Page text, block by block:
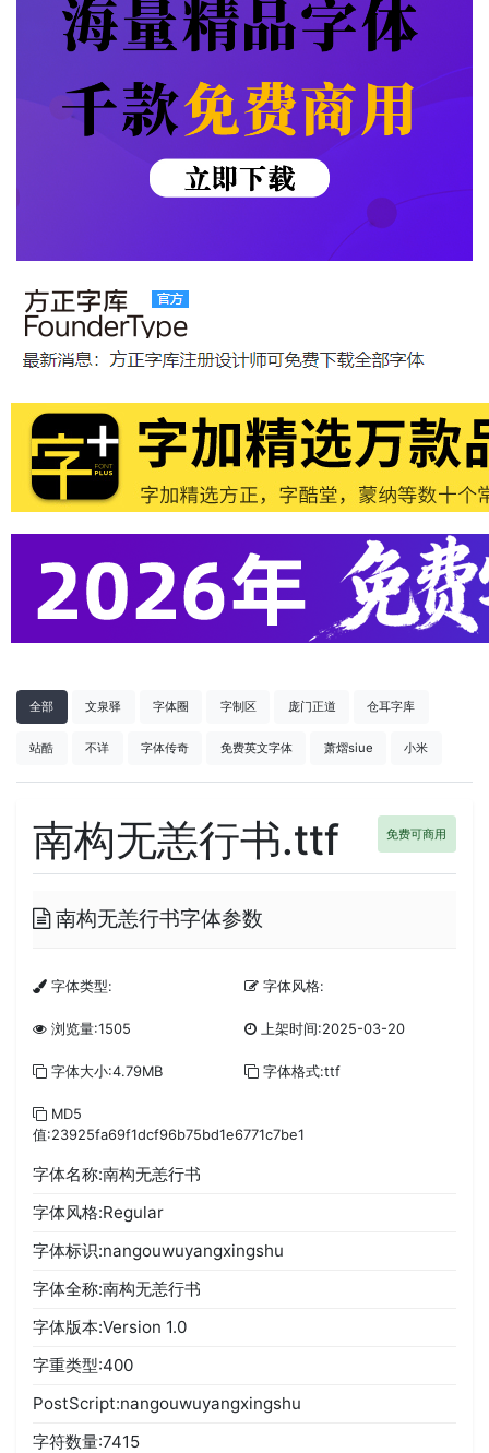
全部 文泉驿 字体圈 字制区 庞门正道 仓耳字库
站酷 不详 字体传奇 免费英文字体 萧熠siue 小米
南构无恙行书.ttf 免费可商用
南构无恙行书字体参数
字体类型: 字体风格:
浏览量:1505 上架时间:2025-03-20
字体大小:4.79MB 字体格式:ttf
MD5
值:23925fa69f1dcf96b75bd1e6771c7be1
字体名称:南构无恙行书
字体风格:Regular
字体标识:nangouwuyangxingshu
字体全称:南构无恙行书
字体版本:Version 1.0
字重类型:400
PostScript:nangouwuyangxingshu
字符数量:7415